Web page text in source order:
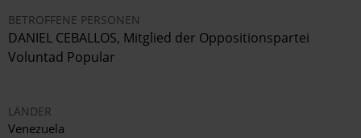
BETROFFENE PERSONEN
DANIEL CEBALLOS, Mitglied der Oppositionspartei
Voluntad Popular
LÄNDER
Venezuela